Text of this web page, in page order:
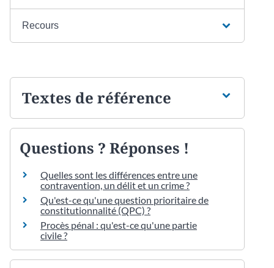
Recours
Textes de référence
Questions ? Réponses !
Quelles sont les différences entre une
contravention, un délit et un crime ?
Qu'est-ce qu'une question prioritaire de
constitutionnalité (QPC) ?
Procès pénal : qu'est-ce qu'une partie
civile ?